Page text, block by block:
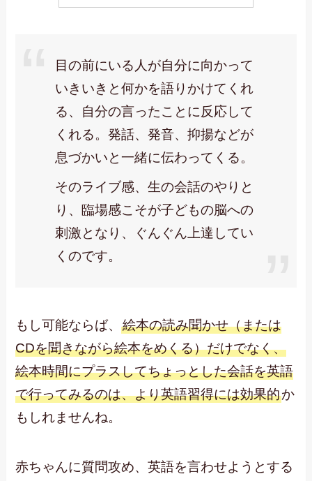
目の前にいる人が自分に向かって
いきいきと何かを語りかけてくれ
る、自分の言ったことに反応して
くれる。発話、発音、抑揚などが
息づかいと一緒に伝わってくる。
そのライブ感、生の会話のやりと
り、臨場感こそが子どもの脳への
刺激となり、ぐんぐん上達してい
くのです。
もし可能ならば、絵本の読み聞かせ（または
CDを聞きながら絵本をめくる）だけでなく、
絵本時間にプラスしてちょっとした会話を英語
で行ってみるのは、より英語習得には効果的か
もしれませんね。
赤ちゃんに質問攻め、英語を言わせようとする